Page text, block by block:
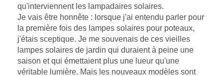
qu'interviennent les lampadaires solaires.
Je vais être honnête : lorsque j'ai entendu parler pour
la première fois des lampes solaires pour poteaux,
j'étais sceptique. Je me souvenais de ces vieilles
lampes solaires de jardin qui duraient à peine une
saison et qui émettaient plus une lueur qu'une
véritable lumière. Mais les nouveaux modèles sont